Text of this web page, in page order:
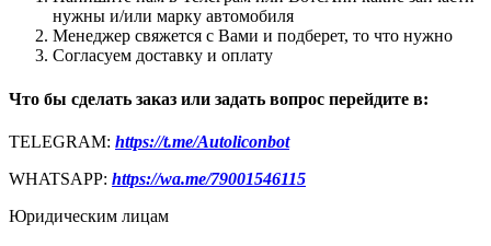
нужны и/или марку автомобиля
Менеджер свяжется с Вами и подберет, то что нужно
Согласуем доставку и оплату
Что бы сделать заказ или задать вопрос перейдите в:
TELEGRAM: https://t.me/Autoliconbot
WHATSAPP: https://wa.me/79001546115
Юридическим лицам